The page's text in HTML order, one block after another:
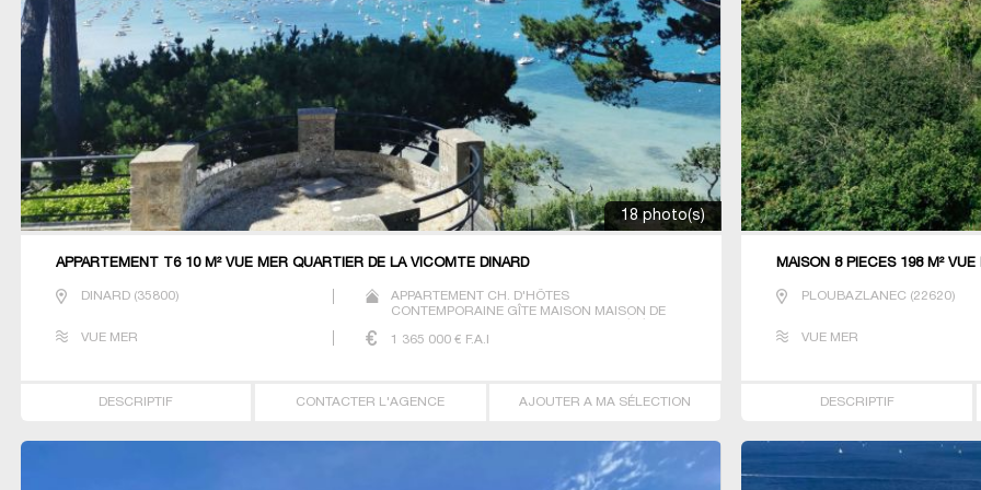
18 photo(s)
APPARTEMENT T6 10 M² VUE MER QUARTIER DE LA VICOMTE DINARD
DINARD(35800)
APPARTEMENT CH. D'HÔTES
CONTEMPORAINE GÎTE MAISON MAISON DE
VILLA
VUE MER 1 365 000€ F.A.I
DESCRIPTIF CONTACTER L'AGENCE AJOUTER A MA SÉLECTION
MAISON 8 PIECES 198 M²
PLOUBAZLANEC (22620)
VUE MER
DESCRIPTIF